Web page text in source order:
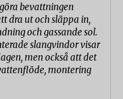
bevattningen
dra ut och släppa in,
och gassande sol.
slangvindor visar
men också att det
montering